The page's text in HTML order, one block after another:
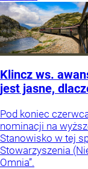
Klincz ws.
jest jasne,
Pod koniec
nominacji na
Stanowisko w tej
Stowarzyszenia
Omnia”.